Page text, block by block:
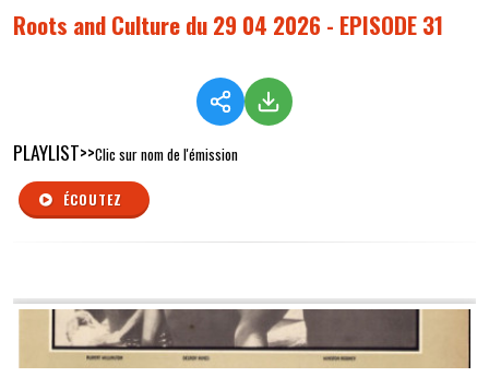
Roots and Culture du 29 04 2026 - EPISODE 31
PLAYLIST>>Clic sur nom de l'émission
ÉCOUTEZ